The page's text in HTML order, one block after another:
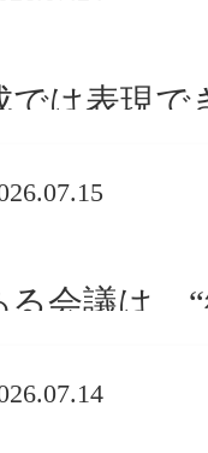
では表現で
る会議は、
る